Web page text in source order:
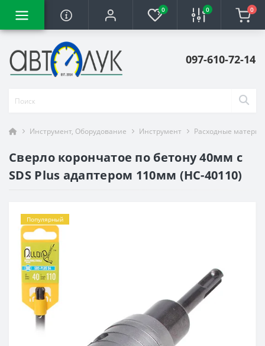
0 0 0
097-610-72-14
Инструмент, Оборудование Инструмент Расходные
Сверло корончатое по бетону 40мм с
SDS Plus адаптером 110мм (HC-40110)
Популярный